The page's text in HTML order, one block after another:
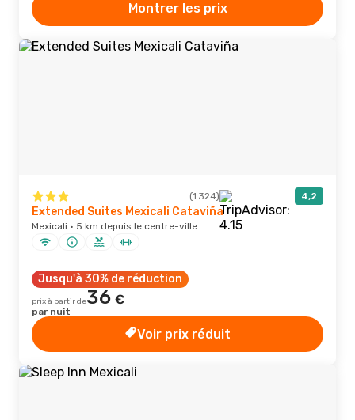
Montrer les prix
(1 324) 4,2
Extended Suites Mexicali Cataviña
Mexicali · 5 km depuis le centre-ville
Jusqu'à 30% de réduction
prix à partir de36 €
par nuit
Voir prix réduit